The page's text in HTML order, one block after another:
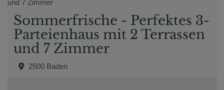
Sommerfrische - Perfektes 3-
Parteienhaus mit 2 Terrassen
und 7 Zimmer
2500 Baden